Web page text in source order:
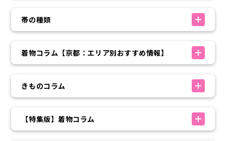
帯の種類
着物コラム【京都：エリア別おすすめ情報】
きものコラム
【特集版】着物コラム